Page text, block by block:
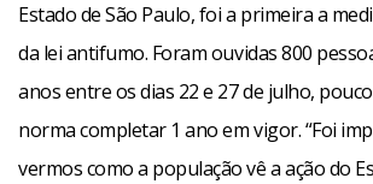
Estado de São Paulo, foi a primeira a
da lei antifumo. Foram ouvidas 800
anos entre os dias 22 e 27 de julho,
norma completar 1 ano em vigor. “Foi
vermos como a população vê a ação do